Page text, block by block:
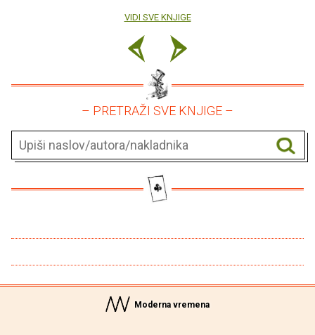
VIDI SVE KNJIGE
– PRETRAŽI SVE KNJIGE –
Moderna vremena